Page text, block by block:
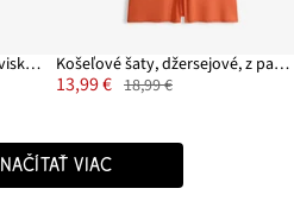
Džersejové šaty z mäkkého viskózového mixu Košeľové šaty, džersejové, z padavej viskózy
13,99 € 18,99 €
NAČÍTAŤ VIAC